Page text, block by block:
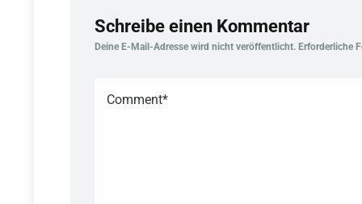
Schreibe einen Kommentar
Deine E-Mail-Adresse wird nicht veröffentlicht. Erforderliche